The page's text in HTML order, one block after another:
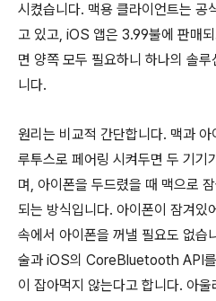
시켰습니다. 맥용 클라이언트는 공
고 있고, iOS 앱은 3.99불에 판매
면 양쪽 모두 필요하니 하나의 솔
니다.
원리는 비교적 간단합니다. 맥과
루투스로 페어링 시켜두면 두 기기
며, 아이폰을 두드렸을 때 맥으로
되는 방식입니다. 아이폰이 잠겨있
속에서 아이폰을 꺼낼 필요도 없습
술과 iOS의 CoreBluetooth API를
이 잡아먹지 않는다고 합니다. 아